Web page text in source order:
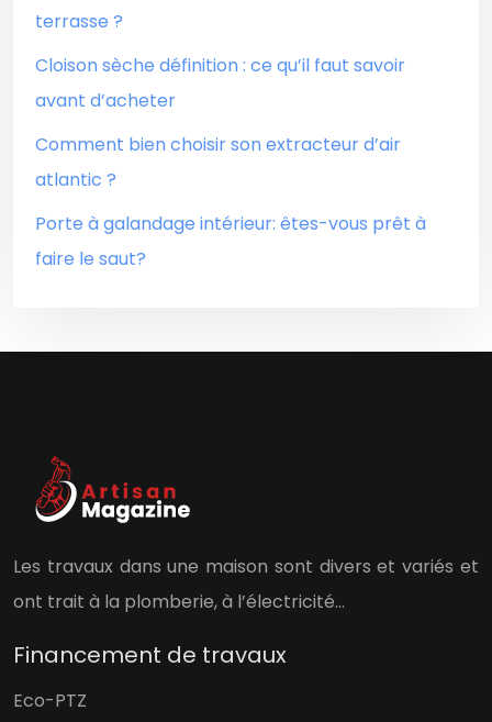
terrasse ?
Cloison sèche définition : ce qu’il faut savoir
avant d’acheter
Comment bien choisir son extracteur d’air
atlantic ?
Porte à galandage intérieur: êtes-vous prêt à
faire le saut?
Les travaux dans une maison sont divers et variés et
ont trait à la plomberie, à l’électricité…
Financement de travaux
Eco-PTZ